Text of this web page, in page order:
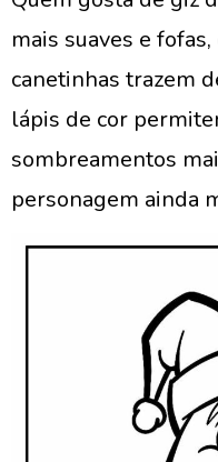
mais suaves e
canetinhas trazem
lápis de cor
sombreamentos
personagem ainda